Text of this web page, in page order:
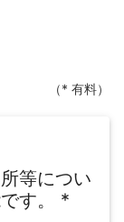
（* 有料）
等につい
す。
*